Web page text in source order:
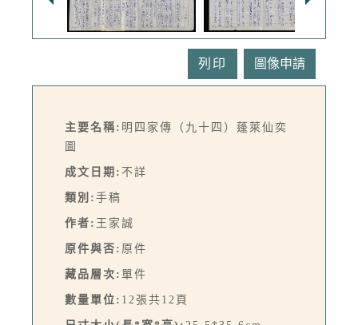
列印
主要名稱: 明四家傳（九十四）蓬萊仙奕
圖
成文日期: 不詳
類別: 手稿
作者: 王家誠
原件與否: 原件
藏品層次: 單件
數量單位: 12張共12頁